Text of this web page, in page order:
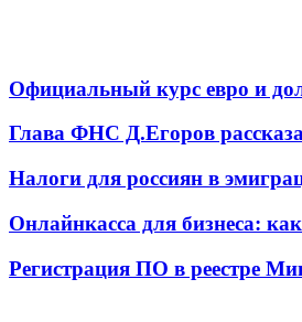
Официальный курс евро и
Глава ФНС Д.Егоров
Налоги для россиян в
Онлайнкасса для бизнеса:
Регистрация ПО в реестре